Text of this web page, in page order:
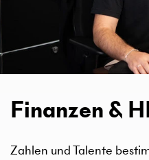
Finanzen &
Zahlen und Talente